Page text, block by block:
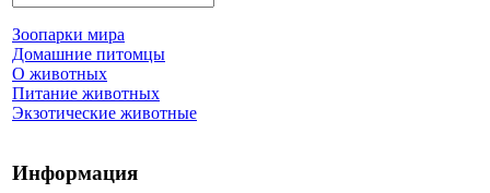
Зоопарки мира
Домашние питомцы
О животных
Питание животных
Экзотические животные
Информация